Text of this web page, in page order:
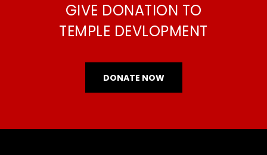
GIVE DONATION TO
TEMPLE DEVLOPMENT
DONATE NOW